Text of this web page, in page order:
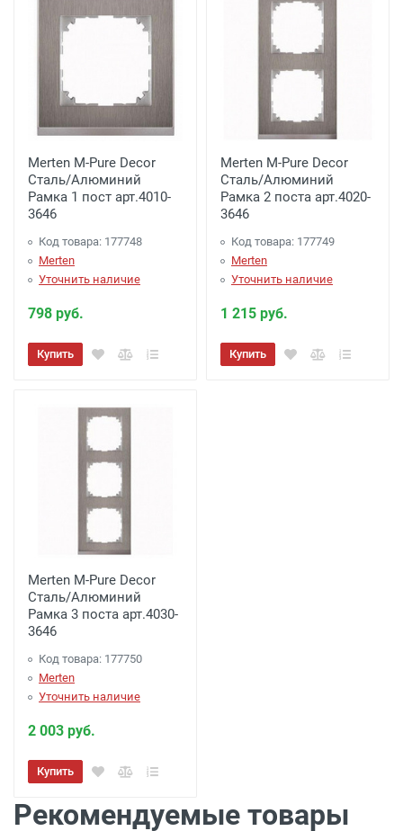
до подъезда;
менее 7000 рублей. -
300 рублей
Доставка до терминала Транспортной
Компании- (для Регионов) Подробнее
Merten M-Pure Decor
Сталь/Алюминий
Рамка 1 пост арт.4010-
3646
Код товара: 177748
Merten
Уточнить наличие
798 руб.
Купить
Merten M-Pure Decor
Сталь/Алюминий
Рамка 2 поста арт.4020-
3646
Код товара: 177749
Merten
Уточнить наличие
1 215 руб.
Купить
Merten M-Pure Decor
Сталь/Алюминий
Рамка 3 поста арт.4030-
3646
Код товара: 177750
Merten
Уточнить наличие
2 003 руб.
Купить
Рекомендуемые товары